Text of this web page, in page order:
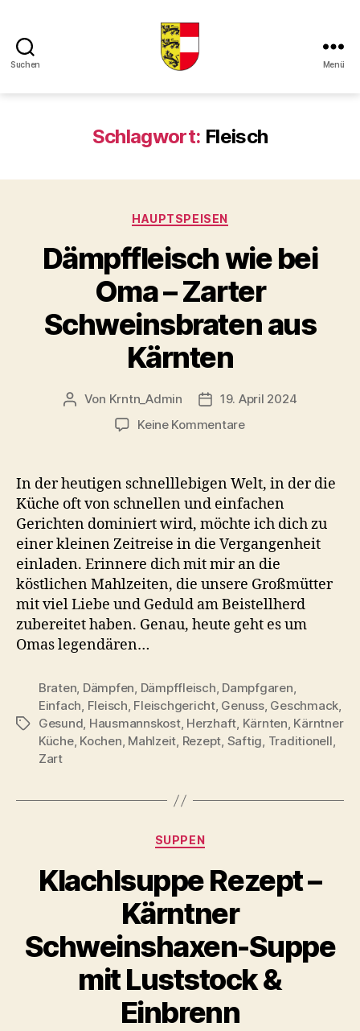
Suchen
Kueche
Menü
Schlagwort: Fleisch
Kategorien
HAUPTSPEISEN
Dämpffleisch wie bei
Oma – Zarter
Schweinsbraten aus
Kärnten
Beitragsautor
Von Krntn_Admin Veröffentlichungsdatum
19. April 2024
Keine Kommentarezu
bei
Oma
–
Zarter
Schweinsbraten
aus
Kärnten
In der heutigen schnelllebigen Welt, in der die
Küche oft von schnellen und einfachen
Gerichten dominiert wird, möchte ich dich zu
einer kleinen Zeitreise in die Vergangenheit
einladen. Erinnere dich mit mir an die
köstlichen Mahlzeiten, die unsere Großmütter
mit viel Liebe und Geduld am Beistellherd
zubereitet haben. Genau, heute geht es um
Omas legendären…
Schlagwörter
Braten, Dämpfen, Dämpffleisch, Dampfgaren,
Einfach, Fleisch, Fleischgericht, Genuss, Geschmack,
Gesund, Hausmannskost, Herzhaft, Kärnten, Kärntner
Küche, Kochen, Mahlzeit, Rezept, Saftig, Traditionell,
Zart
Kategorien
SUPPEN
Klachlsuppe Rezept –
Kärntner
Schweinshaxen-Suppe
mit Luststock &
Einbrenn